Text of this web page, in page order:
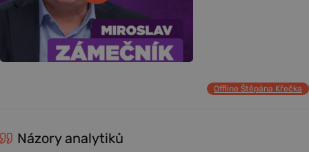
Offline Štěpána Křečka
Názory analytiků